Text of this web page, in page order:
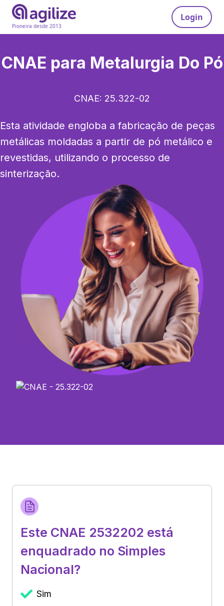
Pioneira desde 2013
Login
CNAE para Metalurgia Do Pó
CNAE: 25.322-02
Esta atividade engloba a fabricação de peças
metálicas moldadas a partir de pó metálico e
revestidas, utilizando o processo de
sinterização.
Este CNAE 2532202 está
enquadrado no Simples
Nacional?
Sim